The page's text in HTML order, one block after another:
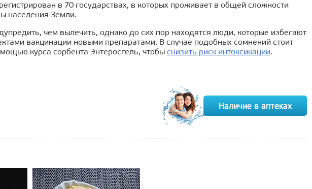
в 70 государствах, в которых проживает в общей сложности
населения Земли.
чем вылечить, однако до сих пор находятся люди, которые избегают
вакцинации новыми препаратами. В случае подобных сомнений стоит
курса сорбента Энтеросгель, чтобы снизить риск интоксикации.